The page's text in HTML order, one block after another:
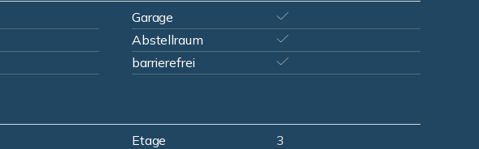
Garage
Abstellraum
barrierefrei
Etage
3